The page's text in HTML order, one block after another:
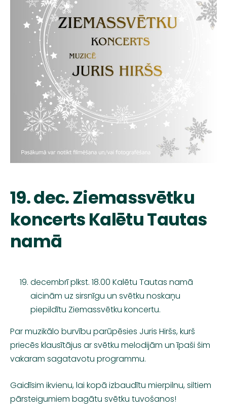
19. dec. Ziemassvētku
koncerts Kalētu Tautas
namā
decembrī plkst. 18.00 Kalētu Tautas namā
aicinām uz sirsnīgu un svētku noskaņu
piepildītu Ziemassvētku koncertu.
Par muzikālo burvību parūpēsies Juris Hiršs, kurš
priecēs klausītājus ar svētku melodijām un īpaši šim
vakaram sagatavotu programmu.
Gaidīsim ikvienu, lai kopā izbaudītu mierpilnu, siltiem
pārsteigumiem bagātu svētku tuvošanos!